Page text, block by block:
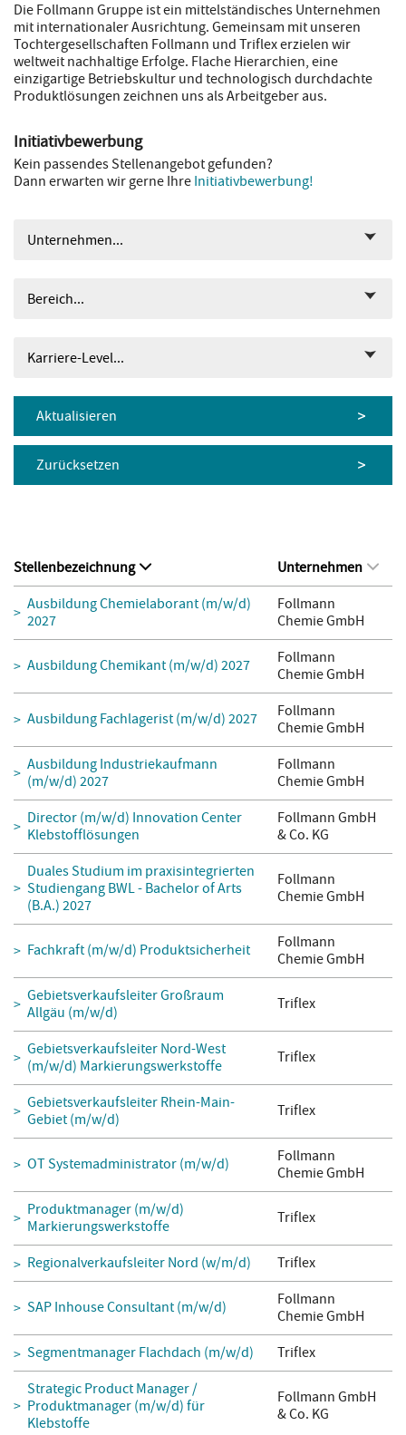
Die Follmann Gruppe ist ein mittelständisches Unternehmen
mit internationaler Ausrichtung. Gemeinsam mit unseren
Tochtergesellschaften Follmann und Triflex erzielen wir
weltweit nachhaltige Erfolge. Flache Hierarchien, eine
einzigartige Betriebskultur und technologisch durchdachte
Produktlösungen zeichnen uns als Arbeitgeber aus.
Unternehmen...
Bereich...
Karriere-Level...
Aktualisieren
Zurücksetzen
Initiativbewerbung
Kein passendes Stellenangebot gefunden?
Dann erwarten wir gerne Ihre Initiativbewerbung!
Stellenbezeichnung
Unternehmen
Ausbildung Chemielaborant (m/w/d)
2027
Follmann
Chemie GmbH
Ausbildung Chemikant (m/w/d) 2027
Follmann
Chemie GmbH
Ausbildung Fachlagerist (m/w/d) 2027
Follmann
Chemie GmbH
Ausbildung Industriekaufmann
(m/w/d) 2027
Follmann
Chemie GmbH
Director (m/w/d) Innovation Center
Klebstofflösungen
Follmann GmbH
& Co. KG
Duales Studium im praxisintegrierten
Studiengang BWL - Bachelor of Arts
(B.A.) 2027
Follmann
Chemie GmbH
Fachkraft (m/w/d) Produktsicherheit
Follmann
Chemie GmbH
Gebietsverkaufsleiter Großraum
Allgäu (m/w/d)
Triflex
Gebietsverkaufsleiter Nord-West
(m/w/d) Markierungswerkstoffe
Triflex
Gebietsverkaufsleiter Rhein-Main-
Gebiet (m/w/d)
Triflex
OT Systemadministrator (m/w/d)
Follmann
Chemie GmbH
Produktmanager (m/w/d)
Markierungswerkstoffe
Triflex
Regionalverkaufsleiter Nord (w/m/d) Triflex
SAP Inhouse Consultant (m/w/d)
Follmann
Chemie GmbH
Segmentmanager Flachdach (m/w/d)
Triflex
Strategic Product Manager /
Produktmanager (m/w/d) für
Klebstoffe
Follmann GmbH
& Co. KG